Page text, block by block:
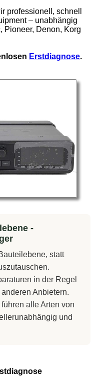
professionell, schnell
– unabhängig
Pioneer, Denon, Korg
Erstdiagnose.
-
statt
in der Regel
Anbietern.
alle Arten von
und